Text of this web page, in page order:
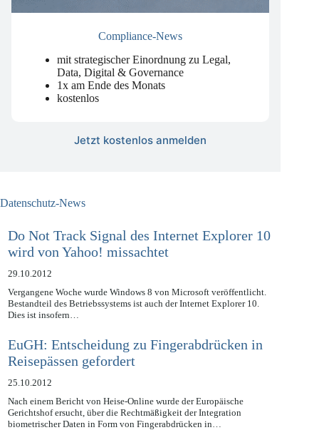
mit strategischer Einordnung zu Legal,
Data, Digital & Governance
1x am Ende des Monats
Do Not Track Signal des Internet Explorer 10
wird von Yahoo! missachtet
29.10.2012
Vergangene Woche wurde Windows 8 von Microsoft veröffentlicht.
Bestandteil des Betriebssystems ist auch der Internet Explorer 10.
EuGH: Entscheidung zu Fingerabdrücken in
Reisepässen gefordert
25.10.2012
Nach einem Bericht von Heise-Online wurde der Europäische